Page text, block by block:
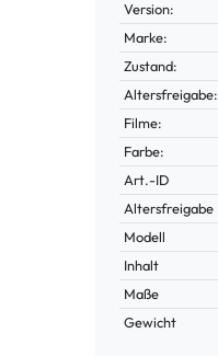
Version:
Marke:
Zustand:
Altersfreigabe:
Filme:
Farbe:
Technisches
Merkmal
Wert
Art.-ID
Altersfreigabe
Modell
Inhalt
Maße
Gewicht